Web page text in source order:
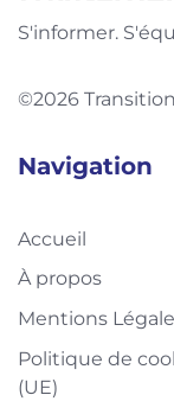
S'informer.
©2026
Navigation
Accueil
À propos
Mentions
Politique de
(UE)